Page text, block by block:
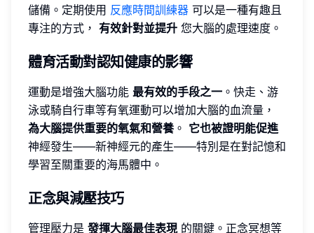
儲備。定期使用 反應時間訓練器 可以是一種有趣且
專注的方式， 有效針對並提升 您大腦的處理速度。
體育活動對認知健康的影響
運動是增強大腦功能 最有效的手段之一 。快走、游
泳或騎自行車等有氧運動可以增加大腦的血流量，
為大腦提供重要的氧氣和營養 。 它也被證明能促進
神經發生——新神經元的產生——特別是在對記憶和
學習至關重要的海馬體中。
正念與減壓技巧
管理壓力是 發揮大腦最佳表現的關鍵。正念冥想等